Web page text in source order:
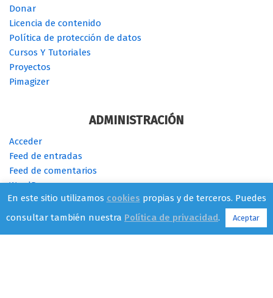
Donar
Licencia de contenido
Política de protección de datos
Cursos Y Tutoriales
Proyectos
Pimagizer
ADMINISTRACIÓN
Acceder
Feed de entradas
Feed de comentarios
WordPress.org
En este sitio utilizamos cookies propias y de terceros. Puedes
consultar también nuestra Política de privacidad. Aceptar